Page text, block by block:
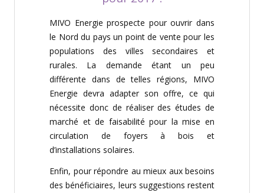
MIVO Energie prospecte pour ouvrir dans
le Nord du pays un point de vente pour les
populations des villes secondaires et
rurales. La demande étant un peu
différente dans de telles régions, MIVO
Energie devra adapter son offre, ce qui
nécessite donc de réaliser des études de
marché et de faisabilité pour la mise en
circulation de foyers à bois et
d’installations solaires.
Enfin, pour répondre au mieux aux besoins
des bénéficiaires, leurs suggestions restent